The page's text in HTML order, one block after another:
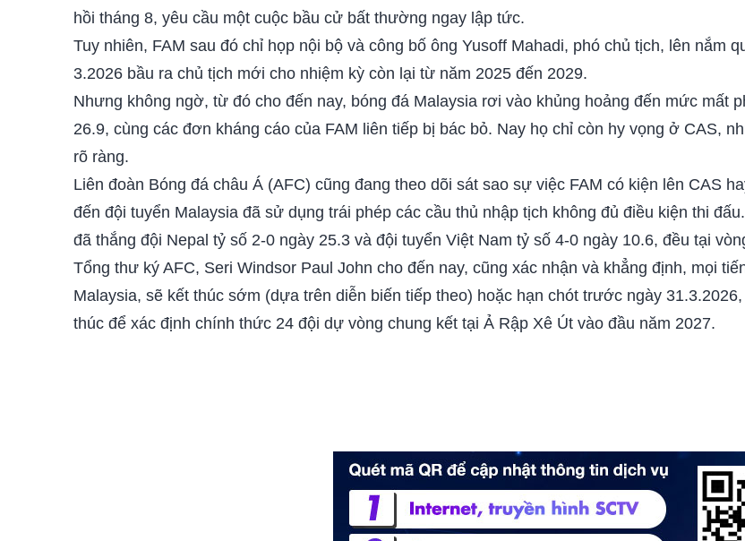
hồi tháng 8, yêu cầu một cuộc bầu cử bất thường ngay lập tức.
Tuy nhiên, FAM sau đó chỉ họp nội bộ và công bố ông Yusoff Mahadi, phó chủ tịch, lên nắm
3.2026 bầu ra chủ tịch mới cho nhiệm kỳ còn lại từ năm 2025 đến 2029.
Nhưng không ngờ, từ đó cho đến nay, bóng đá Malaysia rơi vào khủng hoảng đến mức mất
26.9, cùng các đơn kháng cáo của FAM liên tiếp bị bác bỏ. Nay họ chỉ còn hy vọng ở CAS,
rõ ràng.
Liên đoàn Bóng đá châu Á (AFC) cũng đang theo dõi sát sao sự việc FAM có kiện lên CAS
đến đội tuyển Malaysia đã sử dụng trái phép các cầu thủ nhập tịch không đủ điều kiện thi
đã thắng đội Nepal tỷ số 2-0 ngày 25.3 và đội tuyển Việt Nam tỷ số 4-0 ngày 10.6, đều tại
Tổng thư ký AFC, Seri Windsor Paul John cho đến nay, cũng xác nhận và khẳng định, mọi
Malaysia, sẽ kết thúc sớm (dựa trên diễn biến tiếp theo) hoặc hạn chót trước ngày
thúc để xác định chính thức 24 đội dự vòng chung kết tại Ả Rập Xê Út vào đầu năm 2027.